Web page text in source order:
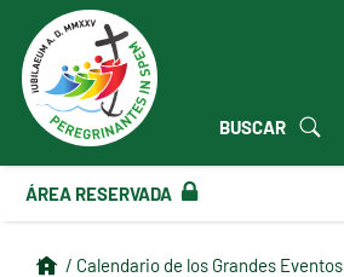
BUSCAR
ÁREA RESERVADA
/ Calendario de los Grandes Eventos